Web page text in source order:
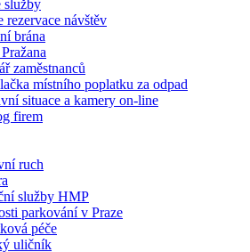
služby
rezervace návštěv
brána
zaměstnanců
místního poplatku za odpad
situace a kamery on-line
firem
ruch
služby HMP
parkování v Praze
péče
uličník